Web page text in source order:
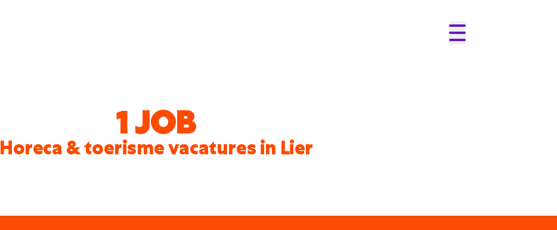
1 JOB
Horeca & toerisme vacatures in Lier